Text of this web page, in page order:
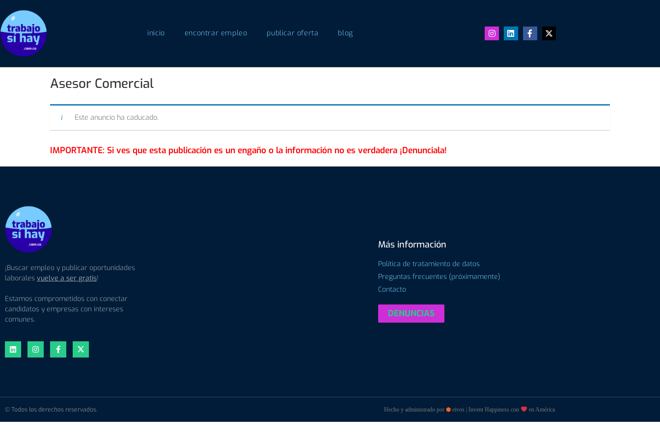
inicio encontrar empleo publicar oferta blog
Asesor Comercial
Este anuncio ha caducado.
¡Buscar empleo y publicar oportunidades
laborales vuelve a ser gratis!
Estamos comprometidos con conectar
candidatos y empresas con intereses
comunes.
Más información
Política de tratamiento de datos
Preguntas frecuentes (próximamente)
Contacto
DENUNCIAS
© Todos los derechos reservados. Hecho y administrado por⬢ eivos | Invent Happiness con en América